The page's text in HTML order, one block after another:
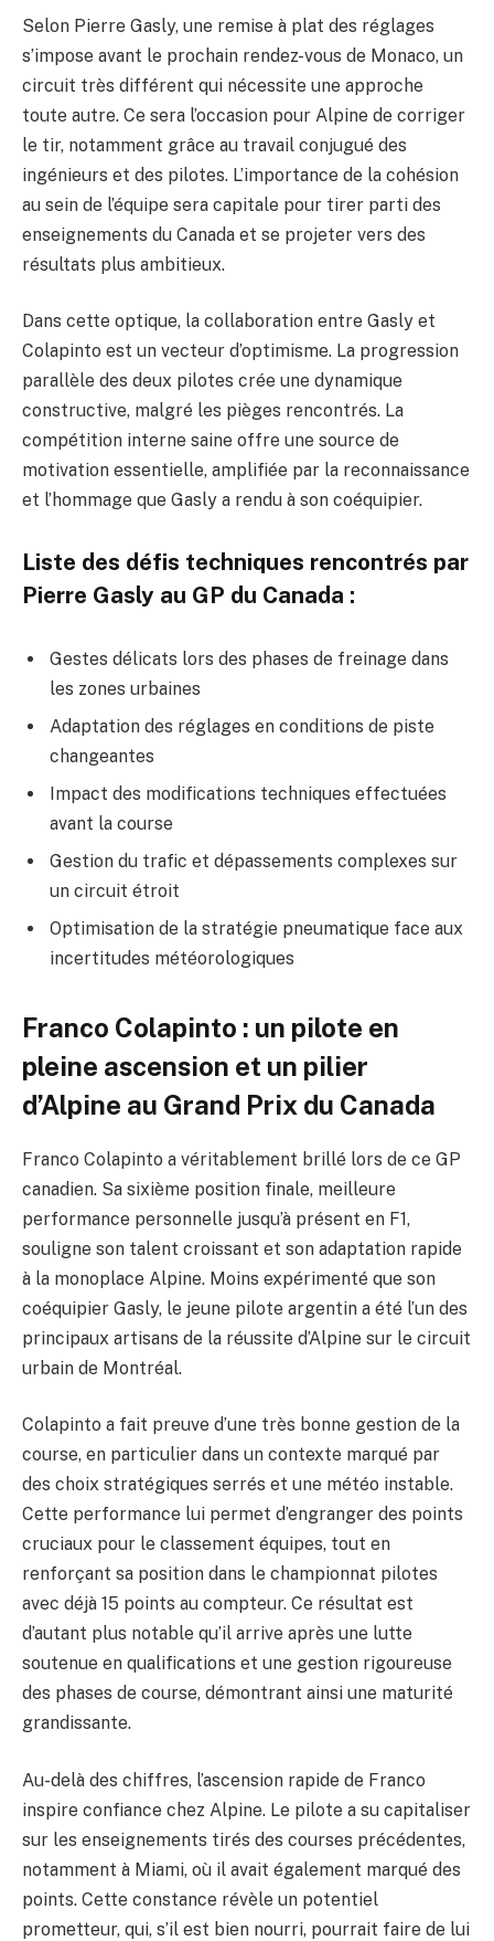
Selon Pierre Gasly, une remise à plat des réglages
s’impose avant le prochain rendez-vous de Monaco, un
circuit très différent qui nécessite une approche
toute autre. Ce sera l’occasion pour Alpine de corriger
le tir, notamment grâce au travail conjugué des
ingénieurs et des pilotes. L’importance de la cohésion
au sein de l’équipe sera capitale pour tirer parti des
enseignements du Canada et se projeter vers des
résultats plus ambitieux.
Dans cette optique, la collaboration entre Gasly et
Colapinto est un vecteur d’optimisme. La progression
parallèle des deux pilotes crée une dynamique
constructive, malgré les pièges rencontrés. La
compétition interne saine offre une source de
motivation essentielle, amplifiée par la reconnaissance
et l’hommage que Gasly a rendu à son coéquipier.
Liste des défis techniques rencontrés par
Pierre Gasly au GP du Canada :
Gestes délicats lors des phases de freinage dans
les zones urbaines
Adaptation des réglages en conditions de piste
changeantes
Impact des modifications techniques effectuées
avant la course
Gestion du trafic et dépassements complexes sur
un circuit étroit
Optimisation de la stratégie pneumatique face aux
incertitudes météorologiques
Franco Colapinto : un pilote en
pleine ascension et un pilier
d’Alpine au Grand Prix du Canada
Franco Colapinto a véritablement brillé lors de ce GP
canadien. Sa sixième position finale, meilleure
performance personnelle jusqu’à présent en F1,
souligne son talent croissant et son adaptation rapide
à la monoplace Alpine. Moins expérimenté que son
coéquipier Gasly, le jeune pilote argentin a été l’un des
principaux artisans de la réussite d’Alpine sur le circuit
urbain de Montréal.
Colapinto a fait preuve d’une très bonne gestion de la
course, en particulier dans un contexte marqué par
des choix stratégiques serrés et une météo instable.
Cette performance lui permet d’engranger des points
cruciaux pour le classement équipes, tout en
renforçant sa position dans le championnat pilotes
avec déjà 15 points au compteur. Ce résultat est
d’autant plus notable qu’il arrive après une lutte
soutenue en qualifications et une gestion rigoureuse
des phases de course, démontrant ainsi une maturité
grandissante.
Au-delà des chiffres, l’ascension rapide de Franco
inspire confiance chez Alpine. Le pilote a su capitaliser
sur les enseignements tirés des courses précédentes,
notamment à Miami, où il avait également marqué des
points. Cette constance révèle un potentiel
prometteur, qui, s’il est bien nourri, pourrait faire de lui